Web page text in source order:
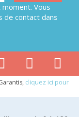
Vous
de contact dans
cliquez ici pour